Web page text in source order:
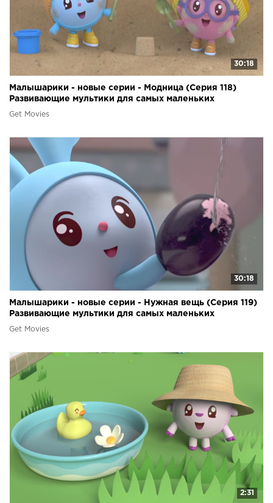
30:18
Малышарики - новые серии - Модница (Серия 118)
Развивающие мультики для самых маленьких
Get Movies
30:18
Малышарики - новые серии - Нужная вещь (Серия 119)
Развивающие мультики для самых маленьких
Get Movies
2:31